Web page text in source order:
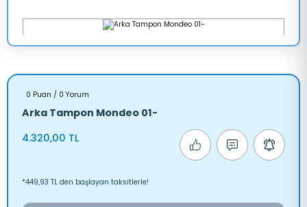
0 Puan / 0 Yorum
Arka Tampon Mondeo 01-
4.320,00 TL
*449,93 TL den başlayan taksitlerle!